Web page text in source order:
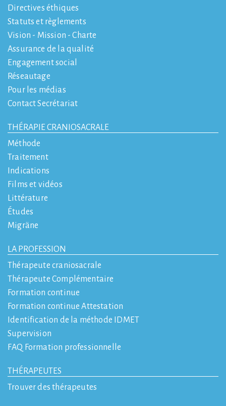
Directives éthiques
Statuts et règlements
Vision - Mission - Charte
Assurance de la qualité
Engagement social
Réseautage
Pour les médias
Contact Secrétariat
THÉRAPIE CRANIOSACRALE
Méthode
Traitement
Indications
Films et vidéos
Littérature
Études
Migräne
LA PROFESSION
Thérapeute craniosacrale
Thérapeute Complémentaire
Formation continue
Formation continue Attestation
Identification de la méthode IDMET
Supervision
FAQ Formation professionnelle
THÉRAPEUTES
Trouver des thérapeutes